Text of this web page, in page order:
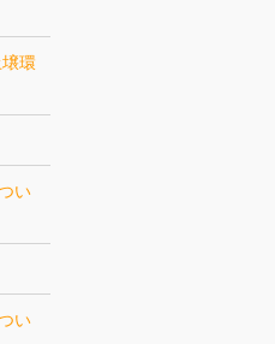
環
い
い